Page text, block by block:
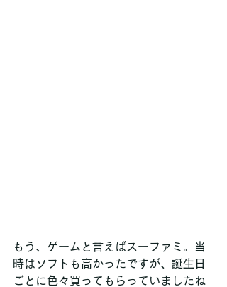
もう、ゲームと言えばスーファミ。当
時はソフトも高かったですが、誕生日
ごとに色々買ってもらっていましたね